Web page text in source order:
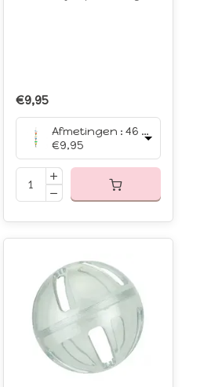
€9,95
Afmetingen : 46 x 6.3 cm
€9,95